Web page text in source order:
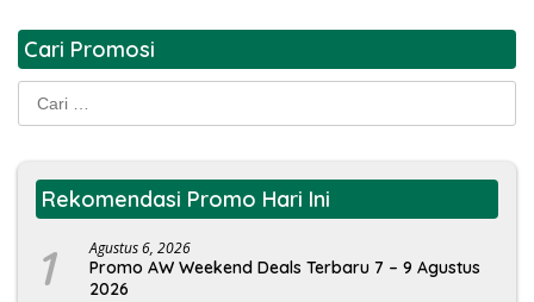
Cari Promosi
Cari
untuk:
Rekomendasi Promo Hari Ini
1 Agustus 6, 2026
Promo AW Weekend Deals Terbaru 7 – 9 Agustus
2026